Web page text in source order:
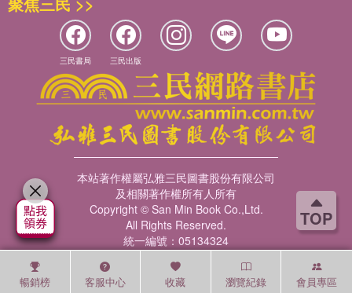
TOP
暢銷榜 客服中心 收藏 瀏覽紀錄 會員專區
三民書局 三民出版
本站著作權屬弘雅三民圖書股份有限公司
及相關著作權所有人所有
Copyright © San Min Book Co.,Ltd.
All Rights Reserved.
統一編號：05134324